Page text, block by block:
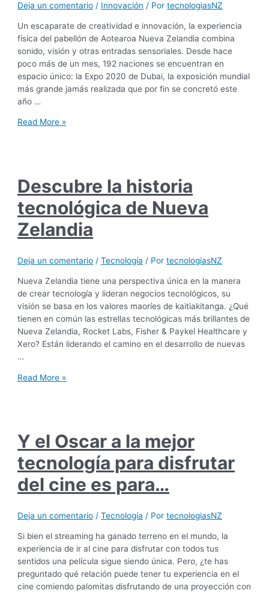
Deja un comentario / Innovación / PortecnologiasNZ
Un escaparate de creatividad e innovación, la experiencia
física del pabellón de Aotearoa Nueva Zelandia combina
sonido, visión y otras entradas sensoriales. Desde hace
poco más de un mes, 192 naciones se encuentran en
espacio único: la Expo 2020 de Dubai, la exposición mundial
más grande jamás realizada que por fin se concretó este
año …
Read More »
Descubre la historia
tecnológica de Nueva
Zelandia
Deja un comentario /Tecnología / PortecnologiasNZ
Nueva Zelandia tiene una perspectiva única en la manera
de crear tecnología y lideran negocios tecnológicos, su
visión se basa en los valores maoríes de kaitiakitanga. ¿Qué
tienen en común las estrellas tecnológicas más brillantes de
Nueva Zelandia, Rocket Labs, Fisher & Paykel Healthcare y
Xero? Están liderando el camino en el desarrollo de nuevas
…
Read More »
Y el Oscar a la mejor
tecnología para disfrutar
del cine es para…
Deja un comentario /Tecnología / PortecnologiasNZ
Si bien el streaming ha ganado terreno en el mundo, la
experiencia de ir al cine para disfrutar con todos tus
sentidos una película sigue siendo única. Pero, ¿te has
preguntado qué relación puede tener tu experiencia en el
cine comiendo palomitas disfrutando de una proyección con